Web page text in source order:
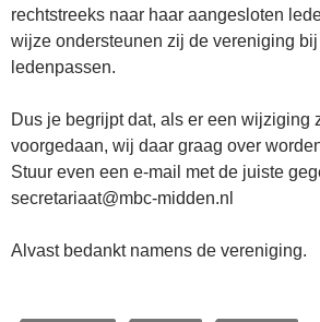
rechtstreeks naar haar aangesloten
wijze ondersteunen zij de vereniging
ledenpassen.
Dus je begrijpt dat, als er een wijziging
voorgedaan, wij daar graag over
Stuur even een e-mail met de juiste
secretariaat@mbc-midden.nl
Alvast bedankt namens de vereniging.